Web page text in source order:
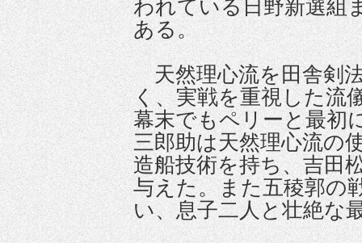
われている日野新選組
ある。
天然理心流を田舎剣
く、実戦を重視した流
幕末でもペリーと最初
三郎助は天然理心流の
造船技術を持ち、吉田
与えた。また五稜郭の
い、息子二人と壮絶な